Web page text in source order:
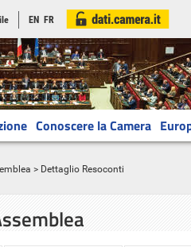
EN FR
Conoscere la Camera
> Dettaglio Resoconti